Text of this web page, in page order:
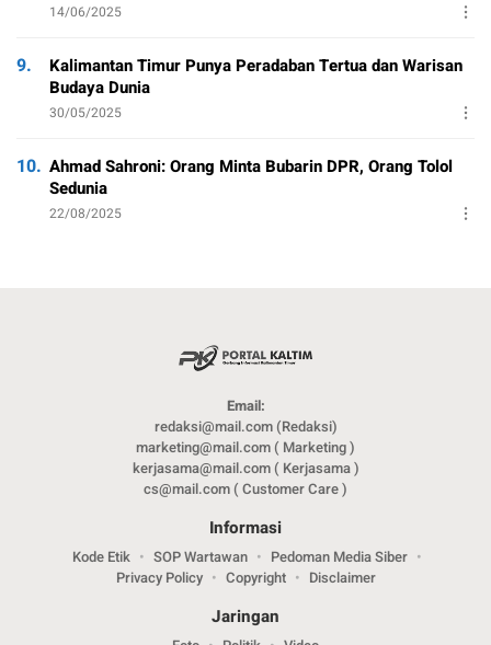
14/06/2025
9.
Kalimantan Timur Punya Peradaban Tertua dan Warisan
Budaya Dunia
30/05/2025
10. Ahmad Sahroni: Orang Minta Bubarin DPR, Orang Tolol
Sedunia
22/08/2025
Email:
redaksi@mail.com (Redaksi)
marketing@mail.com ( Marketing )
kerjasama@mail.com ( Kerjasama )
cs@mail.com ( Customer Care )
Informasi
Kode Etik SOP Wartawan
Pedoman Media Siber
Privacy Policy
Copyright Disclaimer
Jaringan